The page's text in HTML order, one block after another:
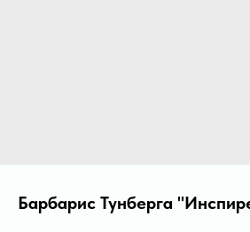
Барбарис Тунберга